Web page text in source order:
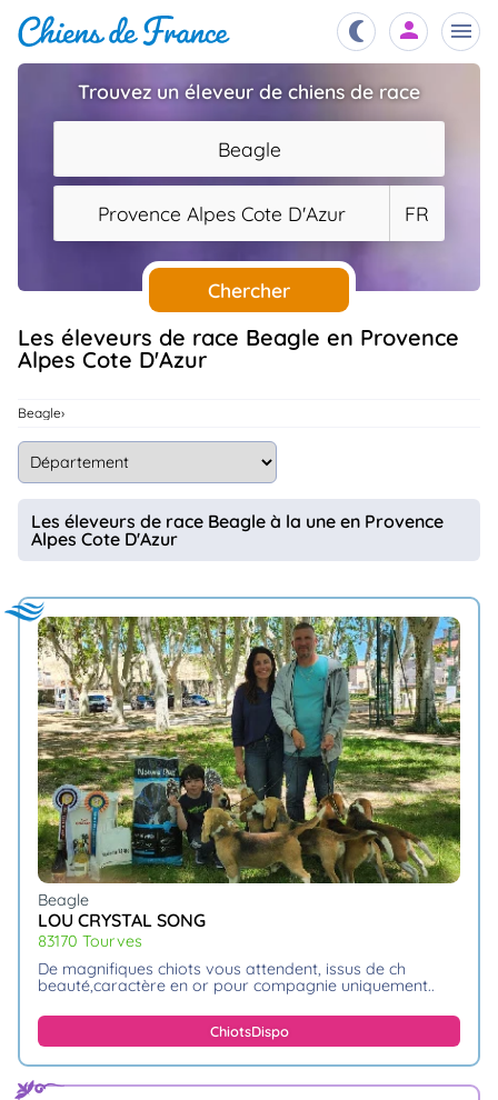
Chiots
Éleveurs
Étalons
Chiens
Services
..
Assurances
Connexion
Trouvez un éleveur de chiens de race
Beagle
Provence Alpes Cote D'Azur FR
Chercher
Les éleveurs de race Beagle en Provence
Alpes Cote D'Azur
Beagle
Les éleveurs de race Beagle à la une en Provence
Alpes Cote D'Azur
Beagle
LOU CRYSTAL SONG
83170 Tourves
de magnifiques chiots vous attendent, issus de ch
beauté,caractère en or pour compagnie uniquement
ChiotsDispo